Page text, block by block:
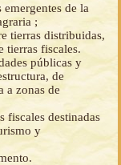
de la
;
tierras distribuidas,
tierras fiscales.
públicas y
de
a zonas de
fiscales destinadas
y